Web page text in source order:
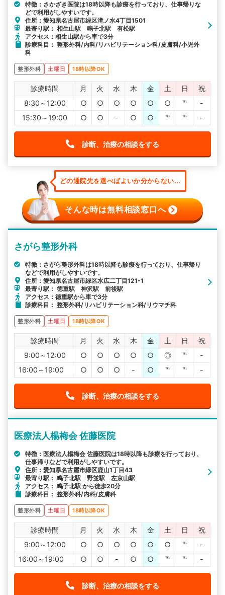
特徴：さかざき医院は18時以降も診療を行っており、仕事帰りな
どで利用がしやすいです。
住所：愛知県名古屋市緑区滝ノ水4丁目1501
最寄り駅： 相生山駅 鳴子北駅 有松駅
アクセス：相生山駅から車で3分
診療科目： 整形外科/内科/リハビリテーション科/皮膚科/小児外
科
整形外科 土曜日 18時以降OK
診療時間 月 火 水 木 金 土 日
祝
8:30～12:00
○ ○ ○ ○ ○ ○ ℡
-
15:30～19:00
○ ○ - ○ ○ ℡ ℡ -
診断、治療の相談をする
どの通院先を選べばよいか分からない...
そんな時は無料相談窓口へ
さがら整形外科
特徴：さがら整形外科は18時以降も診療を行っており、仕事帰り
などで利用がしやすいです。
住所：愛知県名古屋市緑区水広二丁目121-1
最寄り駅： 徳重駅 神沢駅 前後駅
アクセス：徳重駅から車で3分
診療科目： 整形外科/リハビリテーション科/リウマチ科
整形外科 土曜日 18時以降OK
診療時間 月 火 水 木 金 土 日
祝
9:00～12:00
○ ○ ○ ○ ○ ◎ ℡
-
16:00～19:00
○ ○ ○ - ○ ℡ ℡ -
診断、治療の相談をする
医療法人楊梅会 佐藤医院
特徴：医療法人楊梅会 佐藤医院は18時以降も診療を行っており、
仕事帰りなどで利用がしやすいです。
住所：愛知県名古屋市緑区鹿山1丁目43
最寄り駅： 鳴子北駅 野並駅 左京山駅
アクセス： 鳴子北駅 から徒歩20分
診療科目： 整形外科/内科/皮膚科
整形外科 土曜日 18時以降OK
診療時間 月 火 水 木 金 土 日
祝
9:00～12:00
○ ○ ○ ○ ○ ○ ℡
-
16:00～19:00
○ ○ - ○ ○ ℡ ℡ -
診断、治療の相談をする